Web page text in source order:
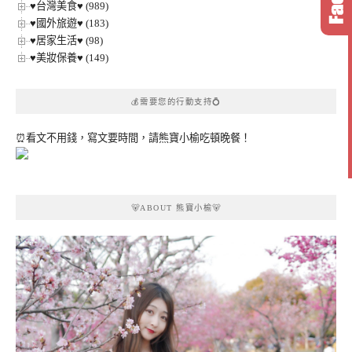
♥台灣美食♥ (989)
♥國外旅遊♥ (183)
♥居家生活♥ (98)
♥美妝保養♥ (149)
💰需要您的行動支持💍
⏰看文不用錢，寫文要時間，請熊寶小榆吃頓晚餐！
🐻ABOUT 熊寶小榆🐻